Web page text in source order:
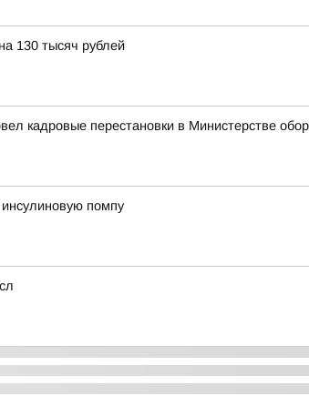
130 тысяч рублей
кадровые перестановки в Министерстве
помпу